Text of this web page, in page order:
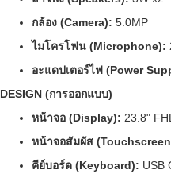
กล้อง (Camera): 5.0MP
ไมโครโฟน (Microphone):
อะแดปเตอร์ไฟ (Power
DESIGN (การออกแบบ)
หน้าจอ (Display): 23.8"
หน้าจอสัมผัส
คีย์บอร์ด (Keyboard): USB